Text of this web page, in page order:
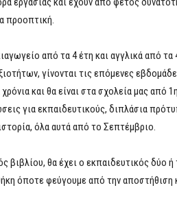
προοπτική.
από τα 4 έτη και αγγλικά από τα
γίνονται τις επόμενες
και θα είναι στα σχολεία μας από
για εκπαιδευτικούς, διπλάσια
όλα αυτά από το Σεπτέμβριο.
θα έχει ο εκπαιδευτικός δύο ή
όποτε φεύγουμε από την αποστήθιση